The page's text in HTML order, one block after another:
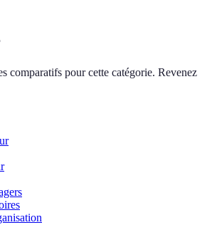
comparatifs pour cette catégorie. Revenez